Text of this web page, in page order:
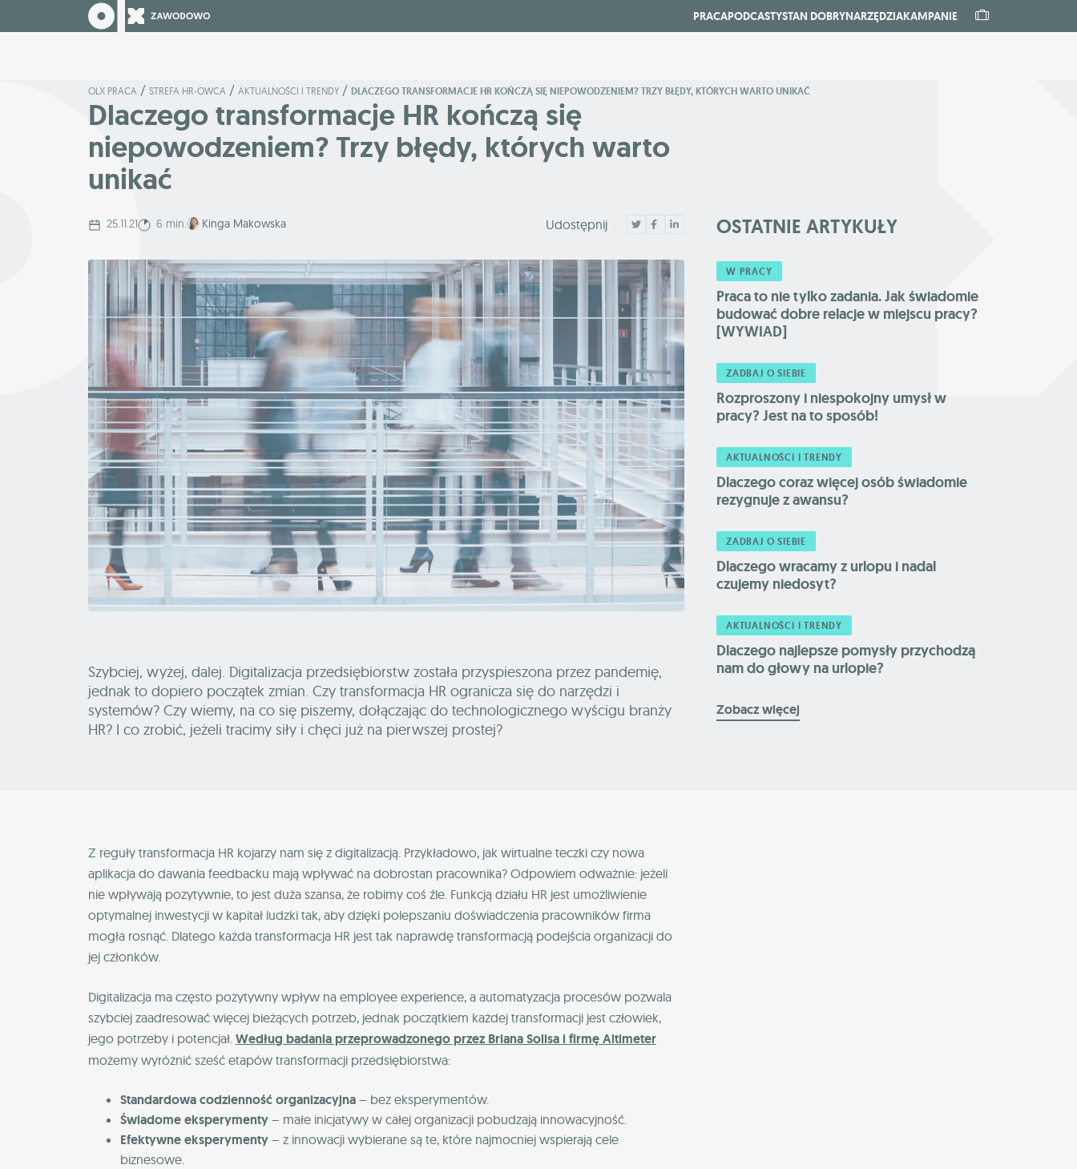
PRACAPODCASTYSTAN DOBRYNARZĘDZIAKAMPANIE
OLX PRACA / STREFA HR-OWCA / AKTUALNOŚCI I TRENDY / DLACZEGO TRANSFORMACJE HR KOŃCZĄ SIĘ NIEPOWODZENIEM? TRZY BŁĘDY, KTÓRYCH WARTO UNIKAĆ
Dlaczego transformacje HR kończą się
niepowodzeniem? Trzy błędy, których warto
unikać
25.11.21 6 min. Kinga Makowska Udostępnij
Szybciej, wyżej, dalej. Digitalizacja przedsiębiorstw została przyspieszona przez pandemię,
jednak to dopiero początek zmian. Czy transformacja HR ogranicza się do narzędzi i
systemów? Czy wiemy, na co się piszemy, dołączając do technologicznego wyścigu branży
HR? I co zrobić, jeżeli tracimy siły i chęci już na pierwszej prostej?
OSTATNIE ARTYKUŁY
W PRACY
Praca to nie tylko zadania. Jak świadomie
budować dobre relacje w miejscu pracy?
[WYWIAD]
ZADBAJ O SIEBIE
Rozproszony i niespokojny umysł w
pracy? Jest na to sposób!
AKTUALNOŚCI I TRENDY
Dlaczego coraz więcej osób świadomie
rezygnuje z awansu?
ZADBAJ O SIEBIE
Dlaczego wracamy z urlopu i nadal
czujemy niedosyt?
AKTUALNOŚCI I TRENDY
Dlaczego najlepsze pomysły przychodzą
nam do głowy na urlopie?
Zobacz więcej
Z reguły transformacja HR kojarzy nam się z digitalizacją. Przykładowo, jak wirtualne teczki czy nowa
aplikacja do dawania feedbacku mają wpływać na dobrostan pracownika? Odpowiem odważnie: jeżeli
nie wpływają pozytywnie, to jest duża szansa, że robimy coś źle. Funkcją działu HR jest umożliwienie
optymalnej inwestycji w kapitał ludzki tak, aby dzięki polepszaniu doświadczenia pracowników firma
mogła rosnąć. Dlatego każda transformacja HR jest tak naprawdę transformacją podejścia organizacji do
jej członków.
Digitalizacja ma często pozytywny wpływ na employee experience, a automatyzacja procesów pozwala
szybciej zaadresować więcej bieżących potrzeb, jednak początkiem każdej transformacji jest człowiek,
jego potrzeby i potencjał. Według badania przeprowadzonego przez Briana Solisa i firmę Altimeter
możemy wyróżnić sześć etapów transformacji przedsiębiorstwa:
Standardowa codzienność organizacyjna – bez eksperymentów.
Świadome eksperymenty – małe inicjatywy w całej organizacji pobudzają innowacyjność.
Efektywne eksperymenty – z innowacji wybierane są te, które najmocniej wspierają cele
biznesowe.